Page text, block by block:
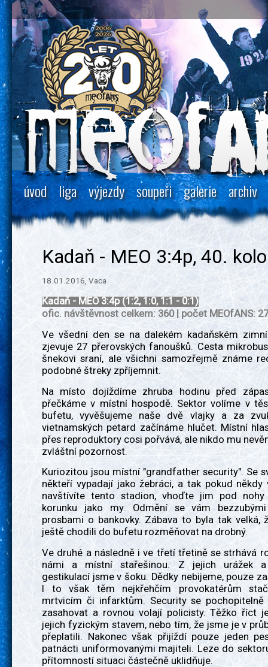
úvod liga výjezdy soupeři galerie archiv
Kadaň - MEO 3:4p, 40. kolo
18.01.2016, Vaca
Kadaň - MEO 3:4p (1:2, 1:0, 1:1 - 0:1)
ofic. návštěvnost celkem: 360 | počet MEOfANS: 27
Ve všední den se na dalekém kadaňském
zjevuje 27 přerovských fanoušků. Cesta
šnekovi sraní, ale všichni samozřejmě známe
podobné štreky zpříjemnit.
Na místo dojíždíme zhruba hodinu před
přečkáme v místní hospodě. Sektor volíme v
bufetu, vyvěšujeme naše dvě vlajky a za
vietnamských petard začínáme hlučet. Místní
přes reproduktory cosi pořvává, ale nikdo mu
zvláštní pozornost.
Kuriozitou jsou místní "grandfather security". Se
někteří vypadají jako žebráci, a tak pokud někdy
navštívíte tento stadion, vhoďte jim pod nohy
korunku jako my. Odmění se vám
prosbami o bankovky. Zábava to byla tak velká,
ještě chodili do bufetu rozměňovat na drobný.
Ve druhé a následně i ve třetí třetině se strhává
námi a místní stařešinou. Z jejich urážek a
gestikulací jsme v šoku. Dědky nebijeme, pouze
I to však těm nejkřehčím provokatérům
mrtvicím či infarktům. Security se pochopitelně
zasahovat a rovnou volají policisty. Těžko říct
jejich fyzickým stavem, nebo tím, že jsme je v
přeplatili. Nakonec však přijíždí pouze jeden
patnácti uniformovanými majiteli. Leze do
přítomností situaci částečně uklidňuje.